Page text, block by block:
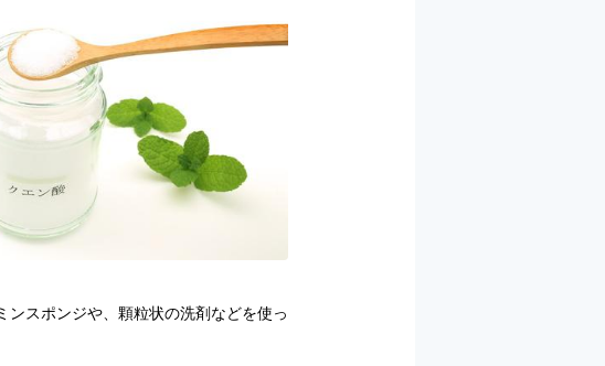
スポンジや、顆粒状の洗剤などを使っ